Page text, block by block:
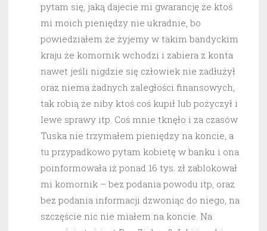
pytam się, jaką dajecie mi gwarancję że ktoś
mi moich pieniędzy nie ukradnie, bo
powiedziałem że żyjemy w takim bandyckim
kraju że komornik wchodzi i zabiera z konta
nawet jeśli nigdzie się człowiek nie zadłużył
oraz niema żadnych zaległości finansowych,
tak robią że niby ktoś coś kupił lub pożyczył i
lewe sprawy itp. Coś mnie tknęło i za czasów
Tuska nie trzymałem pieniędzy na koncie, a
tu przypadkowo pytam kobietę w banku i ona
poinformowała iż ponad 16 tys. zł zablokował
mi komornik – bez podania powodu itp, oraz
bez podania informacji dzwoniąc do niego, na
szczęście nic nie miałem na koncie. Na